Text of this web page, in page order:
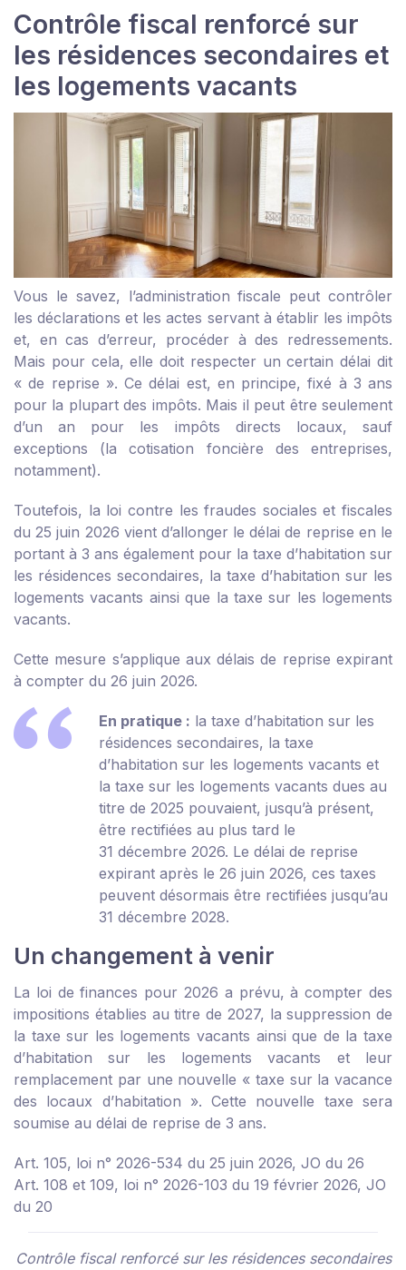
Contrôle fiscal renforcé sur
les résidences secondaires et
les logements vacants
Vous le savez, l’administration fiscale peut contrôler
les déclarations et les actes servant à établir les impôts
et, en cas d’erreur, procéder à des redressements.
Mais pour cela, elle doit respecter un certain délai dit
« de reprise ». Ce délai est, en principe, fixé à 3 ans
pour la plupart des impôts. Mais il peut être seulement
d’un an pour les impôts directs locaux, sauf
exceptions (la cotisation foncière des entreprises,
notamment).
Toutefois, la loi contre les fraudes sociales et fiscales
du 25 juin 2026 vient d’allonger le délai de reprise en le
portant à 3 ans également pour la taxe d’habitation sur
les résidences secondaires, la taxe d’habitation sur les
logements vacants ainsi que la taxe sur les logements
vacants.
Cette mesure s’applique aux délais de reprise expirant
à compter du 26 juin 2026.
En pratique : la taxe d’habitation sur les
résidences secondaires, la taxe
d’habitation sur les logements vacants et
la taxe sur les logements vacants dues au
titre de 2025 pouvaient, jusqu’à présent,
être rectifiées au plus tard le
31 décembre 2026. Le délai de reprise
expirant après le 26 juin 2026, ces taxes
peuvent désormais être rectifiées jusqu’au
31 décembre 2028.
Un changement à venir
La loi de finances pour 2026 a prévu, à compter des
impositions établies au titre de 2027, la suppression de
la taxe sur les logements vacants ainsi que de la taxe
d’habitation sur les logements vacants et leur
remplacement par une nouvelle « taxe sur la vacance
des locaux d’habitation ». Cette nouvelle taxe sera
soumise au délai de reprise de 3 ans.
Art. 105, loi n° 2026-534 du 25 juin 2026, JO du 26
Art. 108 et 109, loi n° 2026-103 du 19 février 2026, JO
du 20
Contrôle fiscal renforcé sur les résidences secondaires